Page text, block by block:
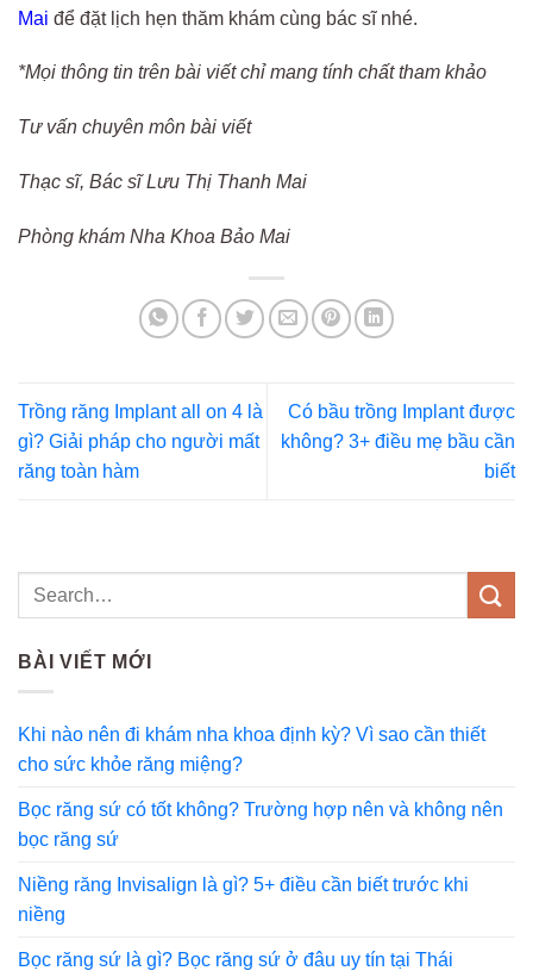
Mai để đặt lịch hẹn thăm khám cùng bác sĩ nhé.
*Mọi thông tin trên bài viết chỉ mang tính chất tham khảo
Tư vấn chuyên môn bài viết
Thạc sĩ, Bác sĩ Lưu Thị Thanh Mai
Phòng khám Nha Khoa Bảo Mai
Trồng răng Implant all on 4 là
gì? Giải pháp cho người mất
răng toàn hàm
Có bầu trồng Implant được
không? 3+ điều mẹ bầu cần
biết
BÀI VIẾT MỚI
Khi nào nên đi khám nha khoa định kỳ? Vì sao cần thiết
cho sức khỏe răng miệng?
Bọc răng sứ có tốt không? Trường hợp nên và không nên
bọc răng sứ
Niềng răng Invisalign là gì? 5+ điều cần biết trước khi
niềng
Bọc răng sứ là gì? Bọc răng sứ ở đâu uy tín tại Thái